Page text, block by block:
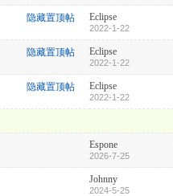
隐藏置顶帖 Eclipse
2022-1-22
隐藏置顶帖 Eclipse
2022-1-22
隐藏置顶帖 Eclipse
2022-1-22
Espone
2026-7-25
Johnny
2024-5-25